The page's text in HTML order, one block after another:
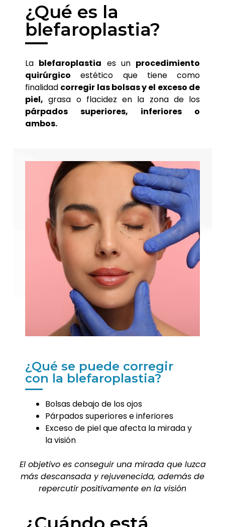
¿Qué es la
blefaroplastia?
La blefaroplastia es un procedimiento
quirúrgico estético que tiene como
finalidad corregir las bolsas y el exceso de
piel, grasa o flacidez en la zona de los
párpados superiores, inferiores o
ambos.
¿Qué se puede corregir
con la blefaroplastia?
Bolsas debajo de los ojos
Párpados superiores e inferiores
Exceso de piel que afecta la mirada y
la visión
El objetivo es conseguir una mirada que luzca
más descansada y rejuvenecida, además de
repercutir positivamente en la visión